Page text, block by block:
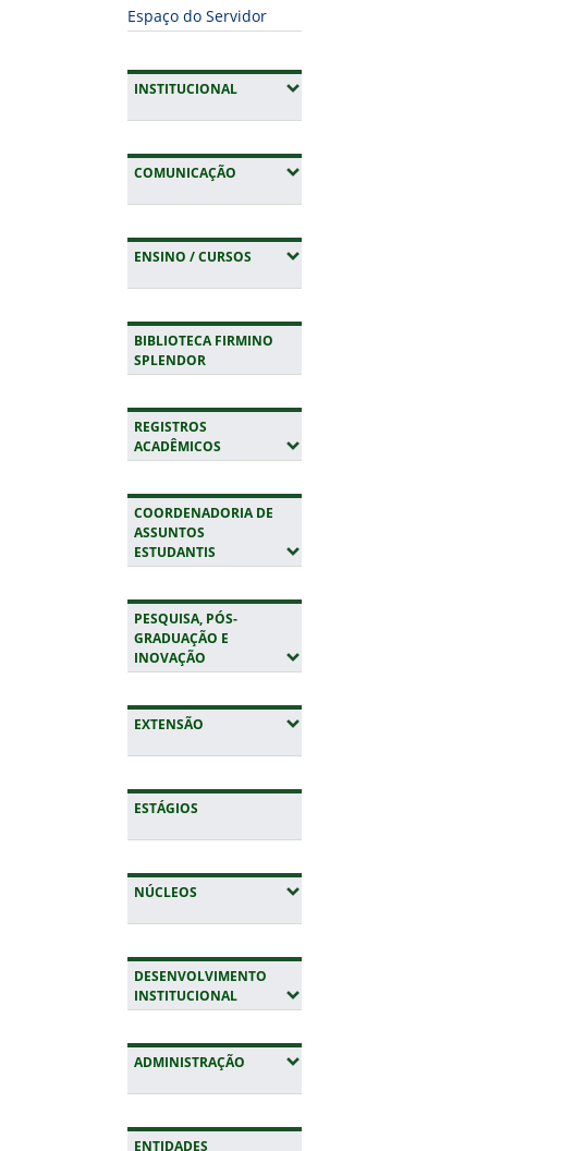
Espaço do Servidor
INSTITUCIONAL(EXPANDIR SUBMENUS)
COMUNICAÇÃO (EXPANDIR SUBMENUS)
ENSINO / CURSOS (EXPANDIR SUBMENUS)
BIBLIOTECA FIRMINO
SPLENDOR
REGISTROS
ACADÊMICOS (EXPANDIR SUBMENUS)
COORDENADORIA DE
ASSUNTOS
ESTUDANTIS (EXPANDIR SUBMENUS)
PESQUISA, PÓS-
GRADUAÇÃO E
INOVAÇÃO (EXPANDIR SUBMENUS)
EXTENSÃO (EXPANDIR SUBMENUS)
ESTÁGIOS
NÚCLEOS (EXPANDIR SUBMENUS)
DESENVOLVIMENTO
INSTITUCIONAL(EXPANDIR SUBMENUS)
ADMINISTRAÇÃO (EXPANDIR SUBMENUS)
ENTIDADES